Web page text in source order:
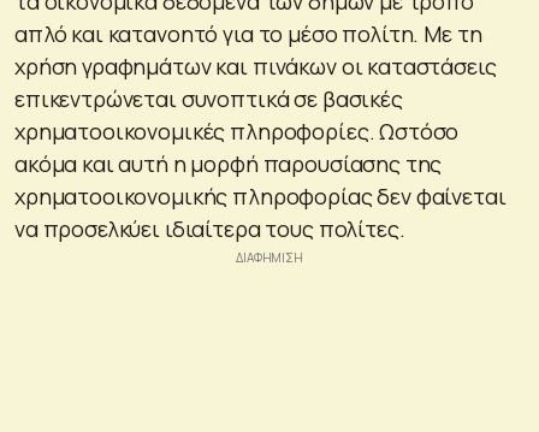
απλό και κατανοητό για το μέσο πολίτη. Με τη
χρήση γραφημάτων και πινάκων οι καταστάσεις
επικεντρώνεται συνοπτικά σε βασικές
χρηματοοικονομικές πληροφορίες. Ωστόσο
ακόμα και αυτή η μορφή παρουσίασης της
χρηματοοικονομικής πληροφορίας δεν φαίνεται
να προσελκύει ιδιαίτερα τους πολίτες.